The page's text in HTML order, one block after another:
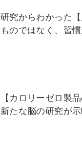
研究からわかった
ものではなく、習
【カロリーゼロ製
新たな脳の研究が示